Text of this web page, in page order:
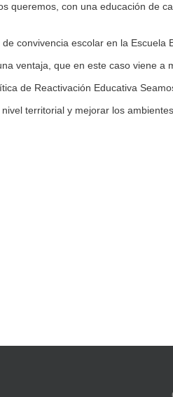
queremos, con una educación de
convivencia escolar en la Escuela
ventaja, que en este caso viene a
de Reactivación Educativa
territorial y mejorar los